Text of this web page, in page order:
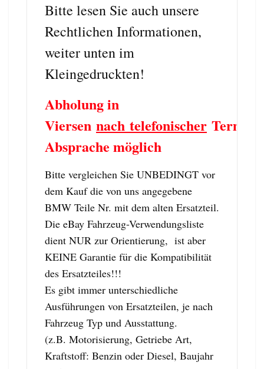
Bitte lesen Sie auch unsere
Rechtlichen Informationen,
weiter unten im
Kleingedruckten!
Abholung in
Viersen nach telefonischer Termin
Absprache möglich
Bitte vergleichen Sie UNBEDINGT vor
dem Kauf die von uns angegebene
BMW Teile Nr. mit dem alten Ersatzteil.
Die eBay Fahrzeug-Verwendungsliste
dient NUR zur Orientierung, ist aber
KEINE Garantie für die Kompatibilität
des Ersatzteiles!!!
Es gibt immer unterschiedliche
Ausführungen von Ersatzteilen, je nach
Fahrzeug Typ und Ausstattung.
(z.B. Motorisierung, Getriebe Art,
Kraftstoff: Benzin oder Diesel, Baujahr